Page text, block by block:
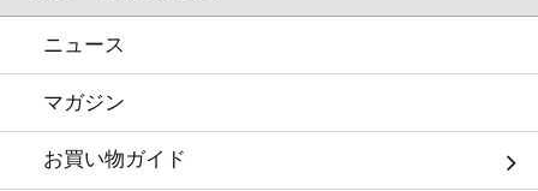
ニュース
マガジン
お買い物ガイド